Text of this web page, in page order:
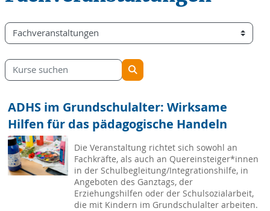
Kursbereiche
Kurse suchen
Kurse suchen
ADHS im Grundschulalter: Wirksame
Hilfen für das pädagogische Handeln
Die Veranstaltung richtet sich sowohl an
Fachkräfte, als auch an Quereinsteiger*innen
in der Schulbegleitung/Integrationshilfe, in
Angeboten des Ganztags, der
Erziehungshilfen oder der Schulsozialarbeit,
die mit Kindern im Grundschulalter arbeiten.